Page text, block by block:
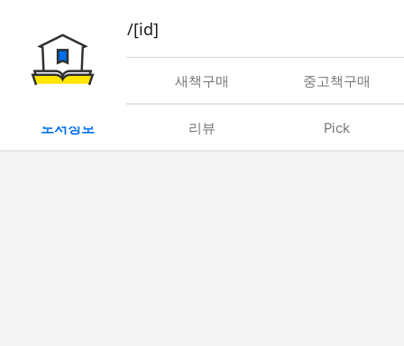
book/rent/[id]
대여 새책구매 중고책구매
도서정보 리뷰 Pick